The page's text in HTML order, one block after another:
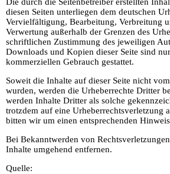
diesen Seiten unterliegen dem deutschen
Vervielfältigung, Bearbeitung, Verbreitung
Verwertung außerhalb der Grenzen des
schriftlichen Zustimmung des jeweiligen
Downloads und Kopien dieser Seite sind
kommerziellen Gebrauch gestattet.
Soweit die Inhalte auf dieser Seite nicht
wurden, werden die Urheberrechte Dritter
werden Inhalte Dritter als solche
trotzdem auf eine Urheberrechtsverletzung
bitten wir um einen entsprechenden
Bei Bekanntwerden von
Inhalte umgehend entfernen.
Quelle: